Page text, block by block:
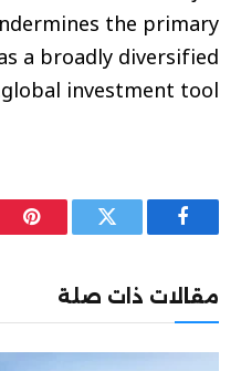
the primary
a broadly diversified
global investment tool.”
فيسبوك تويتر
مقالات ذات صلة